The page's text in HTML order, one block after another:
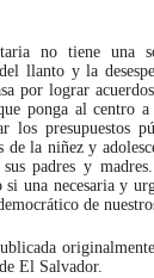
no tiene una
llanto y la
por lograr
ponga al centro a
los presupuestos
de la niñez y
sus padres y
una necesaria y
de
El Salvador.